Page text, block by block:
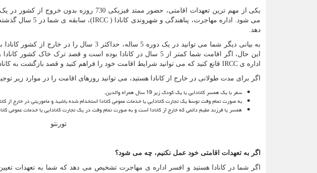
می شود. اداره مهاجرت، پناهندگی و شهروندی کانادا (IRCC
)، سابقه ی
دهد.
به بیانی دیگر شما می توانید در یک دوره 5 ساله،
این حال، اگر اقامت شما کمتر از 5 سال در کانادا بوده است و قصد ترک
اداره ی IRCCقانع کنید که می توانید شرایط اقامت خود را فراهم کنید و قصد بازگشت به
اگر برای مدت طولانی در خارج از کانادا هستید، می توانید روزهای اقامت را در موارد زیر
سفر با یک همسر کانادایی یا یک کودک زیر 19 سال همراه والدین.
به صورت تمام وقت توسط یک تجارت کانادایی یا خدمات عمومی کانادا استخدام شده باشید و ماموریتی در خارج از
همسر یا فرزند مقیم دائمی که خارج از کانادا است و به صورت تمام وقت در یک تجارت کانادایی یا خدمات عمومی
تورنتو
اگر به تعهدات اقامتی خود عمل نکنیم، چه می شود؟
اگر شما در کانادا هستید و افسر اداره ی مهاجرت تشخیص می دهد که شما به تعهدات